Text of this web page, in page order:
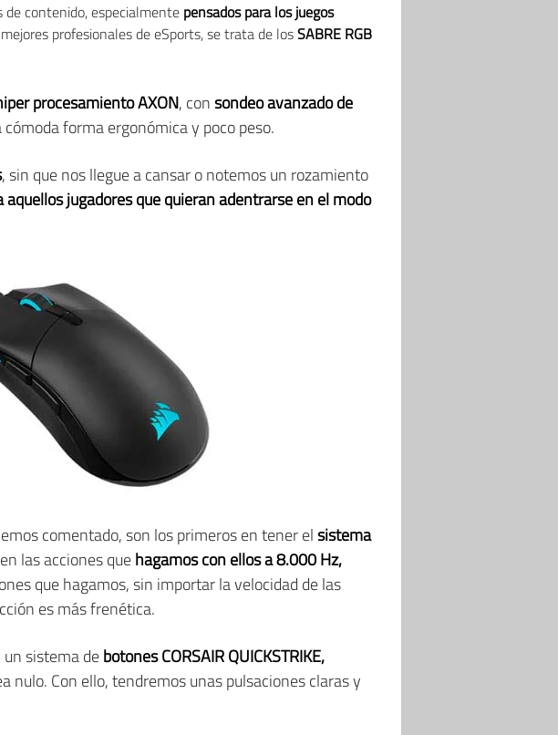
de contenido, especialmente pensados para los juegos
profesionales de eSports, se trata de losSABRE RGB
procesamiento AXON, consondeo avanzado de
forma ergonómica y poco peso.
, sin que nos llegue a cansar o notemos un rozamiento
jugadores que quieran adentrarse en el modo
comentado, son los primeros en tener elsistema
las acciones quehagamos con ellos a 8.000 Hz,
que hagamos, sin importar la velocidad de las
es más frenética.
un sistema debotones CORSAIR QUICKSTRIKE,
nulo. Con ello, tendremos unas pulsaciones claras y